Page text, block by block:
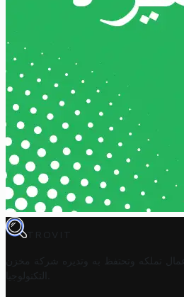
TROVIT
تملكه وتحتفظ به وتديره
شركة مخزن
التكنولوجيا